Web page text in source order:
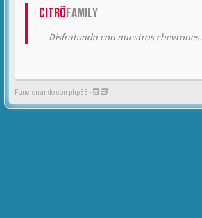
CitröFamily
Disfrutando con nuestros chevrones.
Funcionando con phpBB -